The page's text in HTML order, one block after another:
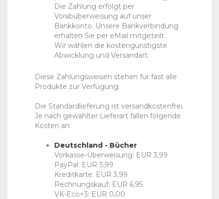
Die Zahlung erfolgt per
Vorabüberweisung auf unser
Bankkonto. Unsere Bankverbindung
erhalten Sie per eMail mitgeteilt.
Wir wählen die kostengünstigste
Abwicklung und Versandart.
Diese Zahlungsweisen stehen für fast alle
Produkte zur Verfügung.
Die Standardlieferung ist versandkostenfrei.
Je nach gewählter Lieferart fallen folgende
Kosten an:
Deutschland - Bücher
Vorkasse-Überweisung: EUR 3,99
PayPal: EUR 3,99
Kreditkarte: EUR 3,99
Rechnungskauf: EUR 6,95
VK-Eco+3: EUR 0,00